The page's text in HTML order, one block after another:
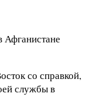
Афганистане
со справкой,
службы в